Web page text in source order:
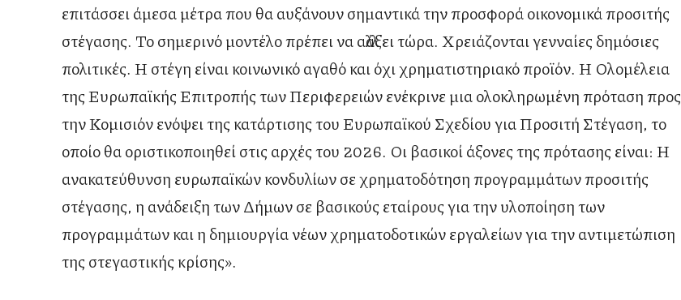
επιτάσσει άμεσα μέτρα που θα αυξάνουν σημαντικά την προσφορά οικονομικά προσιτής
στέγασης. Το σημερινό μοντέλο πρέπει να αλλάξει τώρα. Χρειάζονται γενναίες δημόσιες
πολιτικές. Η στέγη είναι κοινωνικό αγαθό και όχι χρηματιστηριακό προϊόν. Η Ολομέλεια
της Ευρωπαϊκής Επιτροπής των Περιφερειών ενέκρινε μια ολοκληρωμένη πρόταση προς
την Κομισιόν ενόψει της κατάρτισης του Ευρωπαϊκού Σχεδίου για Προσιτή Στέγαση, το
οποίο θα οριστικοποιηθεί στις αρχές του 2026. Οι βασικοί άξονες της πρότασης είναι: Η
ανακατεύθυνση ευρωπαϊκών κονδυλίων σε χρηματοδότηση προγραμμάτων προσιτής
στέγασης, η ανάδειξη των Δήμων σε βασικούς εταίρους για την υλοποίηση των
προγραμμάτων και η δημιουργία νέων χρηματοδοτικών εργαλείων για την αντιμετώπιση
της στεγαστικής κρίσης».